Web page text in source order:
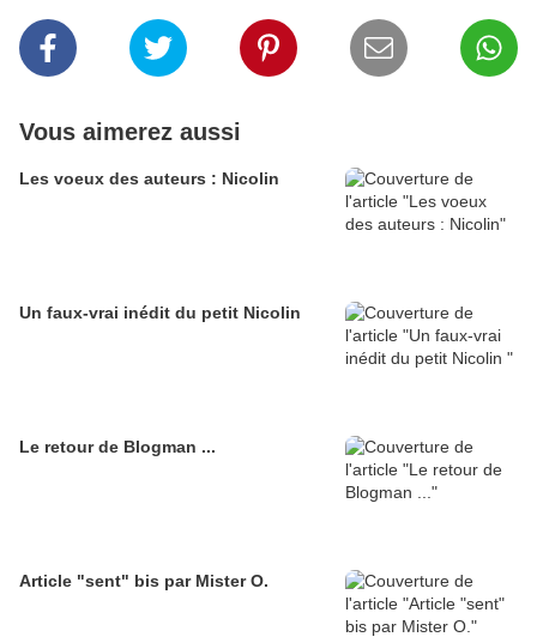
Vous aimerez aussi
Les voeux des auteurs : Nicolin
Un faux-vrai inédit du petit Nicolin
Le retour de Blogman ...
Article "sent" bis par Mister O.